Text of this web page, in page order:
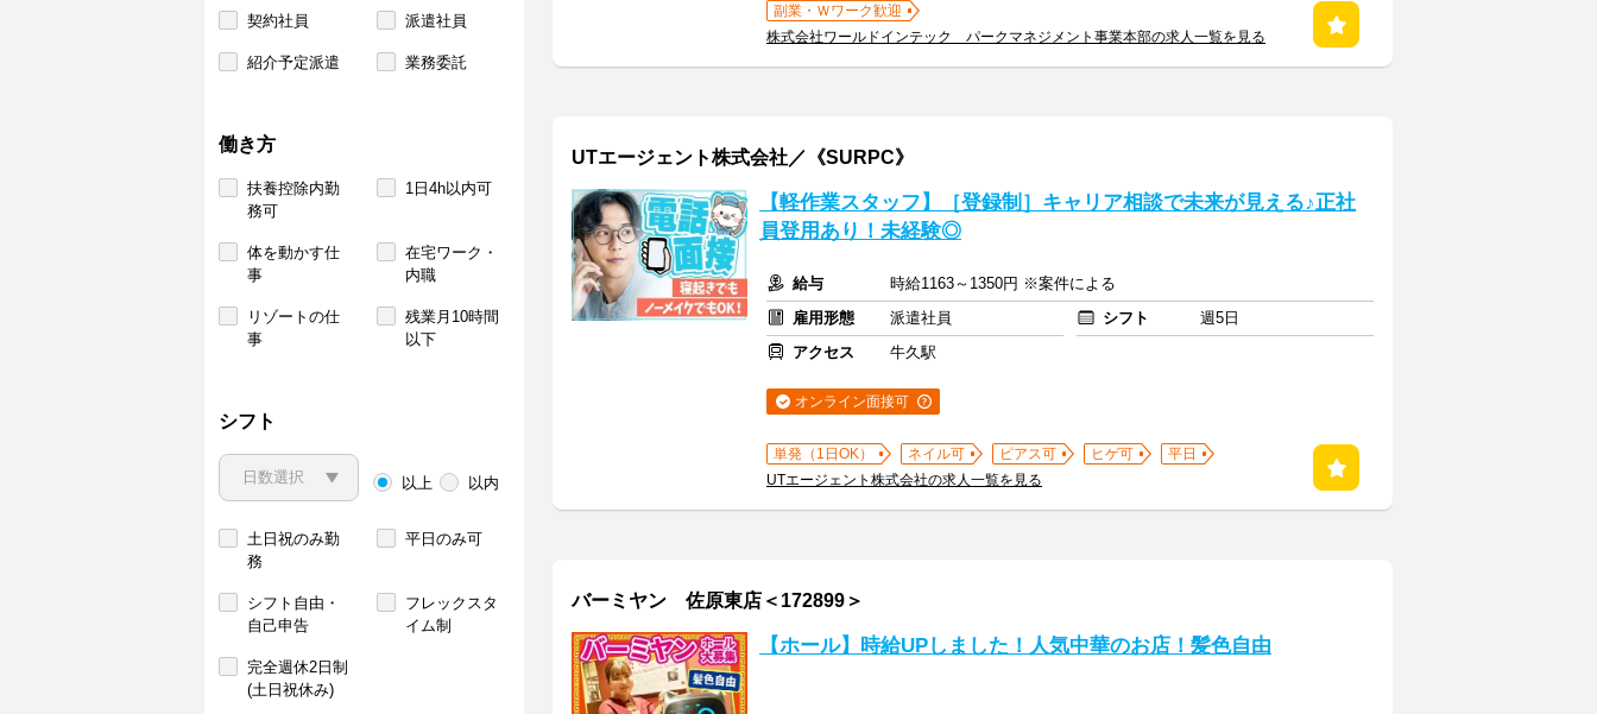
契約社員 派遣社員
紹介予定派遣 業務委託
働き方
扶養控除内勤
務可
1日4h以内可
体を動かす仕
事
在宅ワーク・
内職
リゾートの仕
事
残業月10時間
以下
シフト
以上 以内
土日祝のみ勤
務
平日のみ可
シフト自由・
自己申告
フレックスタ
イム制
完全週休2日制
(土日祝休み)
副業・Ｗワーク歓迎
株式会社ワールドインテック パークマネジメント事業本部の求人一覧を見る
UTエージェント株式会社／《SURPC》
【軽作業スタッフ】［登録制］キャリア相談で未来が見える♪正社
員登用あり！未経験◎
給与
時給1163～1350円 ※案件による
雇用形態
派遣社員 シフト
週5日
アクセス
牛久駅
オンライン面接可
単発（1日OK） ネイル可 ピアス可 ヒゲ可
平日
UTエージェント株式会社の求人一覧を見る
バーミヤン 佐原東店＜172899＞
【ホール】時給UPしました！人気中華のお店！髪色自由